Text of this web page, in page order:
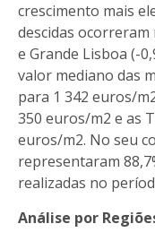
crescimento mais
descidas
e Grande Lisboa (-
valor mediano das
para 1 342 euros/
350 euros/m2 e as
euros/m2. No seu
representaram
realizadas no
Análise por